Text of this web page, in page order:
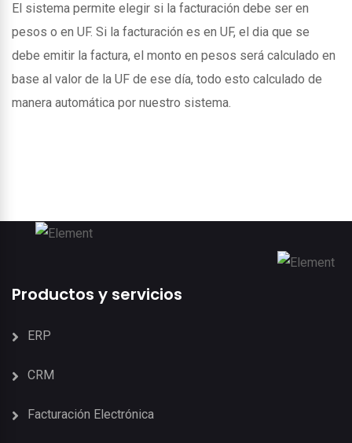
El sistema permite elegir si la facturación debe ser en
pesos o en UF. Si la facturación es en UF, el dia que se
debe emitir la factura, el monto en pesos será calculado en
base al valor de la UF de ese día, todo esto calculado de
manera automática por nuestro sistema.
Productos y servicios
ERP
CRM
Facturación Electrónica